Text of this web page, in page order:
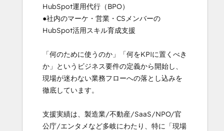
HubSpot運用代行（BPO）
●社内のマーケ・営業・CSメンバーの
HubSpot活用スキル育成支援
「何のために使うのか」「何をKPIに置くべき
か」というビジネス要件の定義から開始し、
現場が迷わない業務フローへの落とし込みを
徹底しています。
支援実績は、製造業/不動産/SaaS/NPO/官
公庁/エンタメなど多岐にわたり、特に「現場